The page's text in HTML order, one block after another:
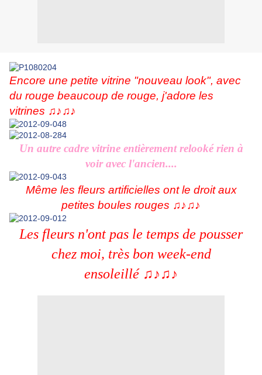
Encore une petite vitrine "nouveau look", avec
du rouge beaucoup de rouge, j'adore les
vitrines ♫♪♫♪
Un autre cadre vitrine entièrement relooké rien à
voir avec l'ancien....
Même les fleurs artificielles ont le droit aux
petites boules rouges ♫♪♫♪
Les fleurs n'ont pas le temps de pousser
chez moi, très bon week-end
ensoleillé ♫♪♫♪